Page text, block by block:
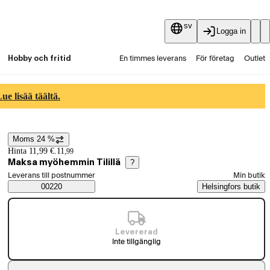
sv
Logga in
Hobby och fritid En timmes leverans För företag Outlet
lisää täältä.
Prisinformation
Moms 24 %
Hinta 11,99 €. 11,99
Maksa myöhemmin Tilillä ?
Saatavuustiedot
Välj beställningssätt
Leverans till postnummer
00220
Min butik
Helsingfors butik
Levererad
Inte tillgänglig